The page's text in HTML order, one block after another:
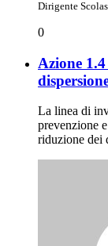
Dirigente
0
Azione
La linea di
prevenzione
riduzione dei